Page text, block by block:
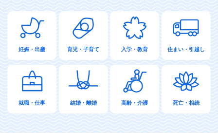
妊娠・出産 育児・子育て 入学・教育 住まい・引越し
就職・仕事 結婚・離婚 高齢・介護 死亡・相続